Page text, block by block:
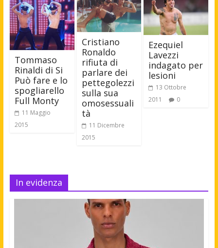
Tommaso
Rinaldi di Si
Può fare e lo
spogliarello
Full Monty
11 Maggio
2015
Cristiano
Ronaldo
rifiuta di
parlare dei
pettegolezzi
sulla sua
omosessuali
tà
11 Dicembre
2015
Ezequiel
Lavezzi
indagato per
lesioni
13 Ottobre
2011
0
In evidenza